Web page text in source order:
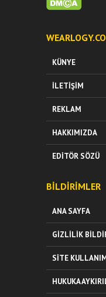
KÜNYE
İLETIŞIM
REKLAM
HAKKIMIZDA
EDITÖR SÖZÜ
BILDIRIMLER
ANA SAYFA
GIZLILIK
SITE
HUKUKA